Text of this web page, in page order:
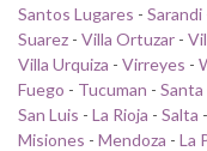
Santos Lugares - Sarandi
Suarez - Villa Ortuzar -
Villa Urquiza - Virreyes -
Fuego - Tucuman - Santa
San Luis - La Rioja - Salta -
Misiones - Mendoza - La